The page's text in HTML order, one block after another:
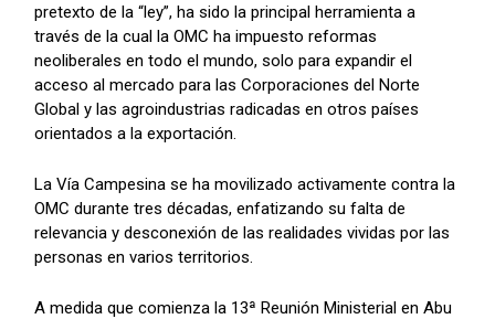
pretexto de la “ley”, ha sido la principal herramienta a
través de la cual la OMC ha impuesto reformas
neoliberales en todo el mundo, solo para expandir el
acceso al mercado para las Corporaciones del Norte
Global y las agroindustrias radicadas en otros países
orientados a la exportación.
La Vía Campesina se ha movilizado activamente contra la
OMC durante tres décadas, enfatizando su falta de
relevancia y desconexión de las realidades vividas por las
personas en varios territorios.
A medida que comienza la 13ª Reunión Ministerial en Abu